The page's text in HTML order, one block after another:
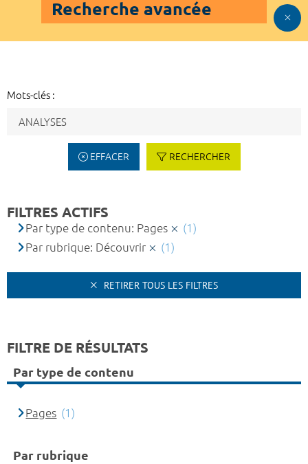
Recherche avancée
Mots-clés :
EFFACER RECHERCHER
FILTRES ACTIFS
Par type de contenu: Pages
(1)
Par rubrique: Découvrir
(1)
RETIRER TOUS LES FILTRES
FILTRE DE RÉSULTATS
Par type de contenu
Pages (1)
Par rubrique